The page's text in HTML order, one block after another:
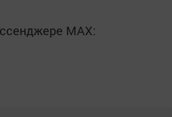
MАХ: